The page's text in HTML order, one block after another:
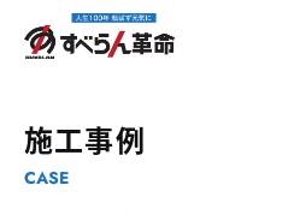
施工事例
CASE